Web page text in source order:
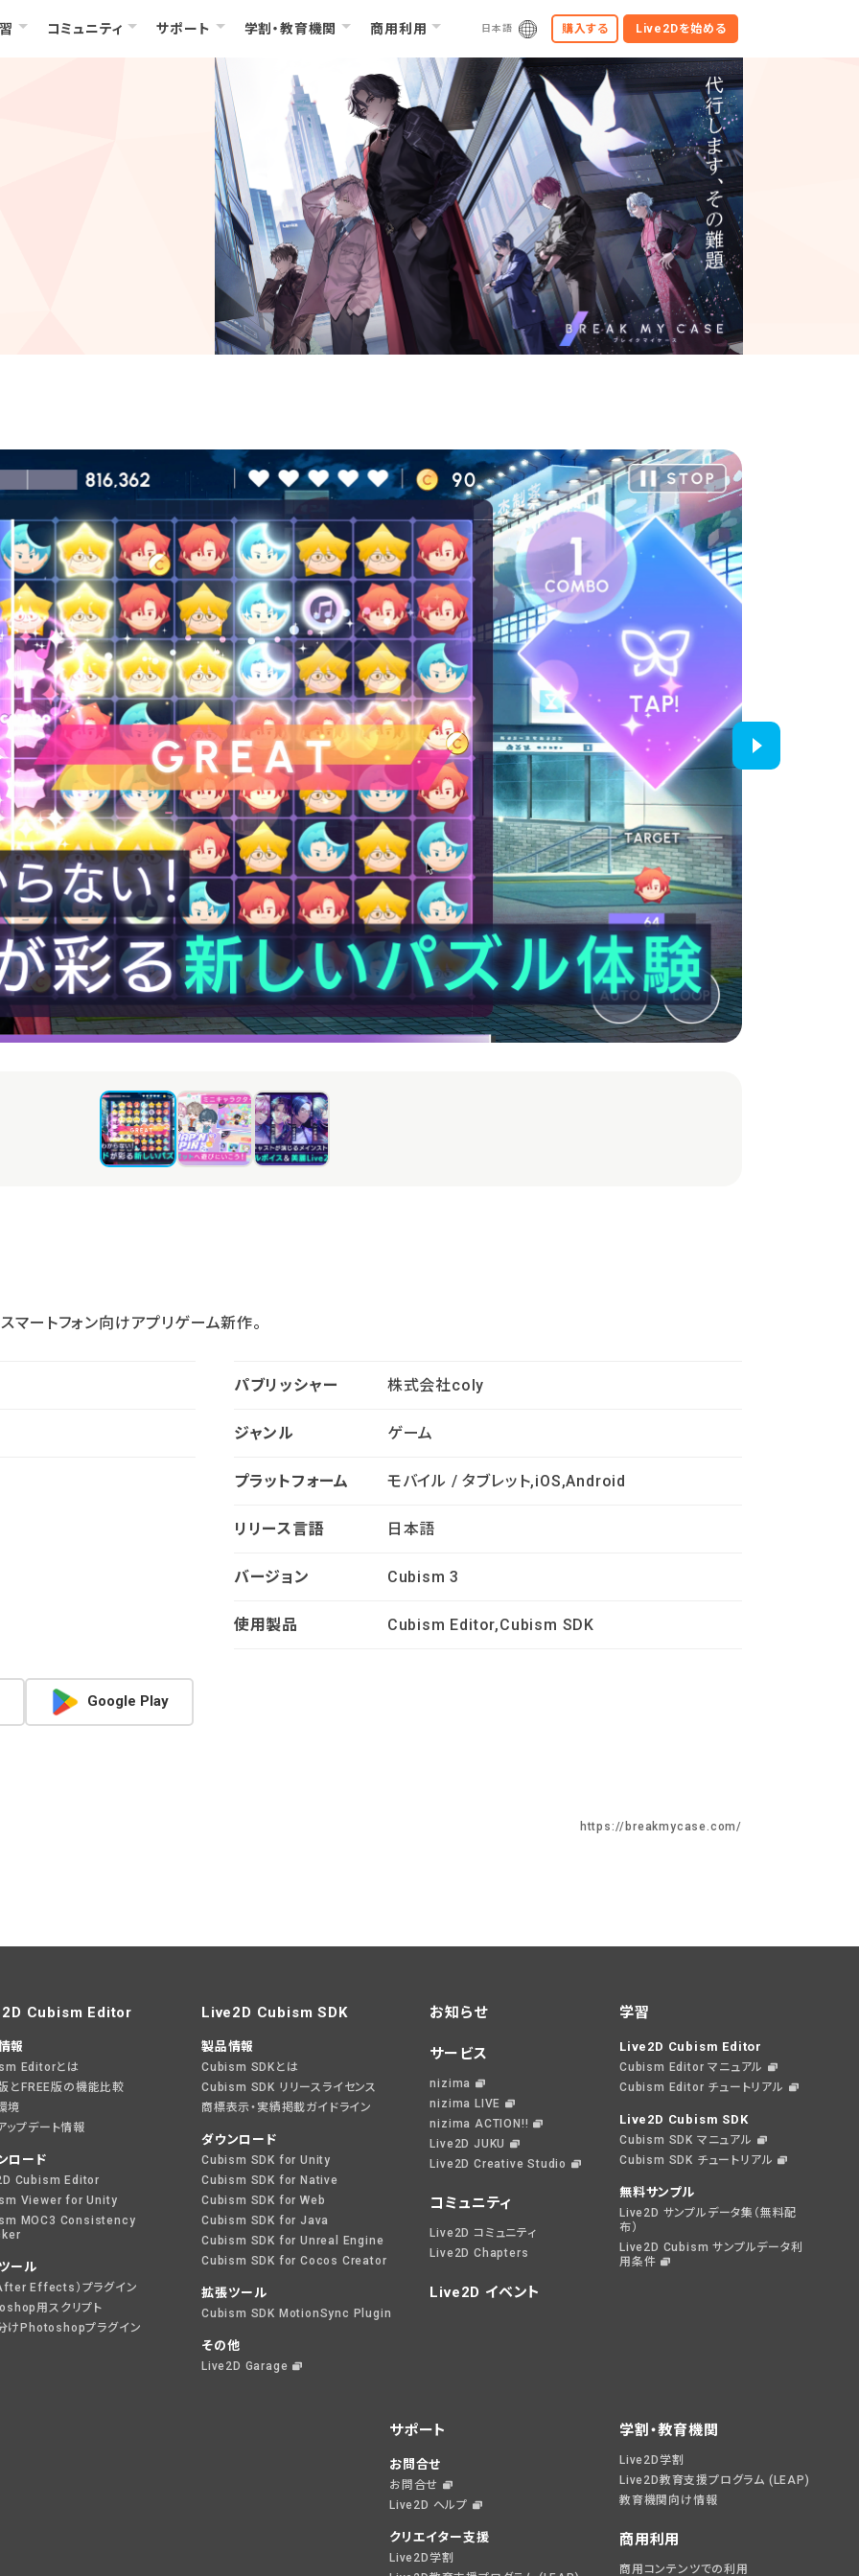
コミュニティ サポート 学割・教育機関 商用利用 日本語 購入する Live2Dを始める
ートフォン向けアプリゲーム新作。
パブリッシャー 株式会社coly
ジャンル ゲーム
プラットフォーム モバイル / タブレット,iOS,Android
リリース言語 日本語
バージョン Cubism 3
使用製品 Cubism Editor,Cubism SDK
Google Play
https://breakmycase.com/
Cubism Editor
報
Editorとは
とFREE版の機能比較
境
ップデート情報
ロード
Cubism Editor
Viewer for Unity
MOC3 Consistency
ール
Effects）プラグイン
用スクリプト
けPhotoshopプラグイン
Live2D Cubism SDK
製品情報
Cubism SDKとは
Cubism SDK リリースライセンス
商標表示・実績掲載ガイドライン
ダウンロード
Cubism SDK for Unity
Cubism SDK for Native
Cubism SDK for Web
Cubism SDK for Java
Cubism SDK for Unreal Engine
Cubism SDK for Cocos Creator
拡張ツール
Cubism SDK MotionSync Plugin
その他
Live2D Garage
お知らせ
サービス
nizima
nizima LIVE
nizima ACTION!!
Live2D JUKU
Live2D Creative Studio
コミュニティ
Live2D コミュニティ
Live2D Chapters
Live2D イベント
学習
Live2D Cubism Editor
Cubism Editor マニュアル
Cubism Editor チュートリアル
Live2D Cubism SDK
Cubism SDK マニュアル
Cubism SDK チュートリアル
無料サンプル
Live2D サンプルデータ集（無料配
布）
Live2D Cubism サンプルデータ利
用条件
サポート
お問合せ
お問合せ
Live2D ヘルプ
クリエイター支援
Live2D学割
学割・教育機関
Live2D学割
Live2D教育支援プログラム (LEAP)
教育機関向け情報
商用利用
商用コンテンツでの利用